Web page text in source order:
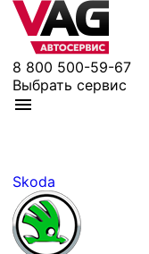
8 800 500-59-67
Выбрать сервис
Skoda